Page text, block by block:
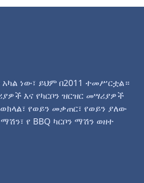
ነው፣ ይህም በ2011 ተመሥርቷል።
እና የካርቦን ዝርዝር መሣሪያዎች
የወይን መቃጠር፣ የወይን ያለው
የ BBQ ካርቦን ማሽን ወዘተ